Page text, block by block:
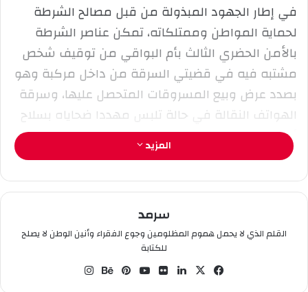
ك
ت
و
ن
ي
ا
في إطار الجهود المبذولة من قبل مصالح الشرطة
لحماية المواطن وممتلكاته، تمكن عناصر الشرطة
بالأمن الحضري الثالث بأم البواقي من توقيف شخص
مشتبه فيه في قضيتي السرقة من داخل مركبة وهو
بصدد عرض وبيع المسروقات المتحصل عليها، وسرقة
الهواتف النقالة في حالة تلبس مهددا ضحاياه بسلاح
أبيض محظور.
الثالث بأم البواقي لشكاوي من قبل مواطنين ضحايا
السرقة طالت هواتفهم نقالة وأخرى من داخل
المركبة استهدفت سلع تجارية، على الفور باشرت
المصلحة التحقيق في القضيتين لتتمكن من تحديد
هوية المشتبه فيه، الذي تم توقيفه بحوزته سلاح
المزيد
سرمد
القلم الذي لا يحمل هموم المظلومين وجوع الفقراء وأنين الوطن لا يصلح
للكتابة
في ‫X
لين صو ‫You بينت بيه